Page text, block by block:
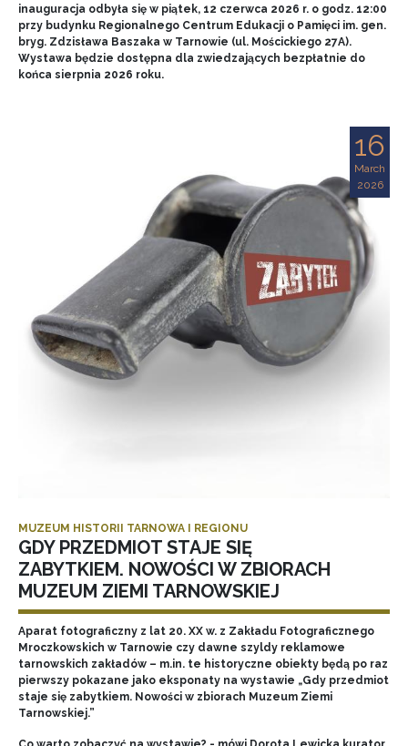
inauguracja odbyła się w piątek, 12 czerwca 2026 r. o godz. 12:00
przy budynku Regionalnego Centrum Edukacji o Pamięci im. gen.
bryg. Zdzisława Baszaka w Tarnowie (ul. Mościckiego 27A).
Wystawa będzie dostępna dla zwiedzających bezpłatnie do
końca sierpnia 2026 roku.
16
March
2026
MUZEUM HISTORII TARNOWA I REGIONU
GDY PRZEDMIOT STAJE SIĘ
ZABYTKIEM. NOWOŚCI W ZBIORACH
MUZEUM ZIEMI TARNOWSKIEJ
Aparat fotograficzny z lat 20. XX w. z Zakładu Fotograficznego
Mroczkowskich w Tarnowie czy dawne szyldy reklamowe
tarnowskich zakładów – m.in. te historyczne obiekty będą po raz
pierwszy pokazane jako eksponaty na wystawie „Gdy przedmiot
staje się zabytkiem. Nowości w zbiorach Muzeum Ziemi
Tarnowskiej.”